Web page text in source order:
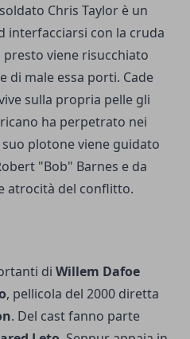
Chris Taylor è un
interfacciarsi con la cruda
viene risucchiato
di male essa porti. Cade
sulla propria pelle gli
ha perpetrato nei
plotone viene guidato
"Bob" Barnes e da
atrocità del conflitto.
di Willem Dafoe
, pellicola del 2000 diretta
. Del cast fanno parte